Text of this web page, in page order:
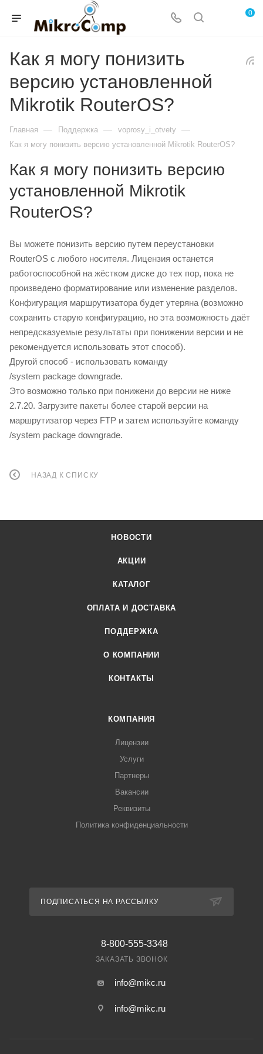
0
Как я могу понизить
версию установленной
Mikrotik RouterOS?
Главная — Поддержка — voprosy_i_otvety —
Как я могу понизить версию установленной Mikrotik RouterOS?
Как я могу понизить версию
установленной Mikrotik
RouterOS?
Вы можете понизить версию путем переустановки
RouterOS с любого носителя. Лицензия останется
работоспособной на жёстком диске до тех пор, пока не
произведено форматирование или изменение разделов.
Конфигурация маршрутизатора будет утеряна (возможно
сохранить старую конфигурацию, но эта возможность даёт
непредсказуемые результаты при понижении версии и не
рекомендуется использовать этот способ).
Другой способ - использовать команду
/system package downgrade.
Это возможно только при понижени до версии не ниже
2.7.20. Загрузите пакеты более старой версии на
маршрутизатор через FTP и затем используйте команду
/system package downgrade.
НАЗАД К СПИСКУ
НОВОСТИ
АКЦИИ
КАТАЛОГ
ОПЛАТА И ДОСТАВКА
ПОДДЕРЖКА
О КОМПАНИИ
КОНТАКТЫ
КОМПАНИЯ
Лицензии
Услуги
Партнеры
Вакансии
Реквизиты
Политика конфиденциальности
ПОДПИСАТЬСЯ НА РАССЫЛКУ
8-800-555-3348
ЗАКАЗАТЬ ЗВОНОК
info@mikc.ru
info@mikc.ru